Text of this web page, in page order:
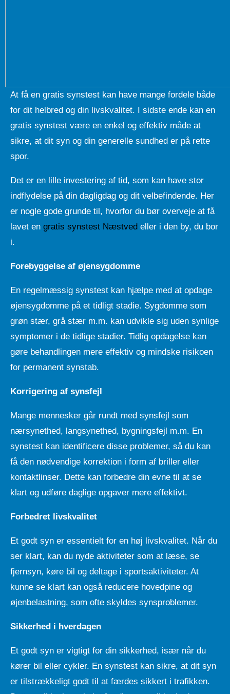
At få en gratis synstest kan have mange fordele både
for dit helbred og din livskvalitet. I sidste ende kan en
gratis synstest være en enkel og effektiv måde at
sikre, at dit syn og din generelle sundhed er på rette
spor.
Det er en lille investering af tid, som kan have stor
indflydelse på din dagligdag og dit velbefindende. Her
er nogle gode grunde til, hvorfor du bør overveje at få
lavet en gratis synstest Næstved eller i den by, du bor
i.
Forebyggelse af øjensygdomme
En regelmæssig synstest kan hjælpe med at opdage
øjensygdomme på et tidligt stadie. Sygdomme som
grøn stær, grå stær m.m. kan udvikle sig uden synlige
symptomer i de tidlige stadier. Tidlig opdagelse kan
gøre behandlingen mere effektiv og mindske risikoen
for permanent synstab.
Korrigering af synsfejl
Mange mennesker går rundt med synsfejl som
nærsynethed, langsynethed, bygningsfejl m.m. En
synstest kan identificere disse problemer, så du kan
få den nødvendige korrektion i form af briller eller
kontaktlinser. Dette kan forbedre din evne til at se
klart og udføre daglige opgaver mere effektivt.
Forbedret livskvalitet
Et godt syn er essentielt for en høj livskvalitet. Når du
ser klart, kan du nyde aktiviteter som at læse, se
fjernsyn, køre bil og deltage i sportsaktiviteter. At
kunne se klart kan også reducere hovedpine og
øjenbelastning, som ofte skyldes synsproblemer.
Sikkerhed i hverdagen
Et godt syn er vigtigt for din sikkerhed, især når du
kører bil eller cykler. En synstest kan sikre, at dit syn
er tilstrækkeligt godt til at færdes sikkert i trafikken.